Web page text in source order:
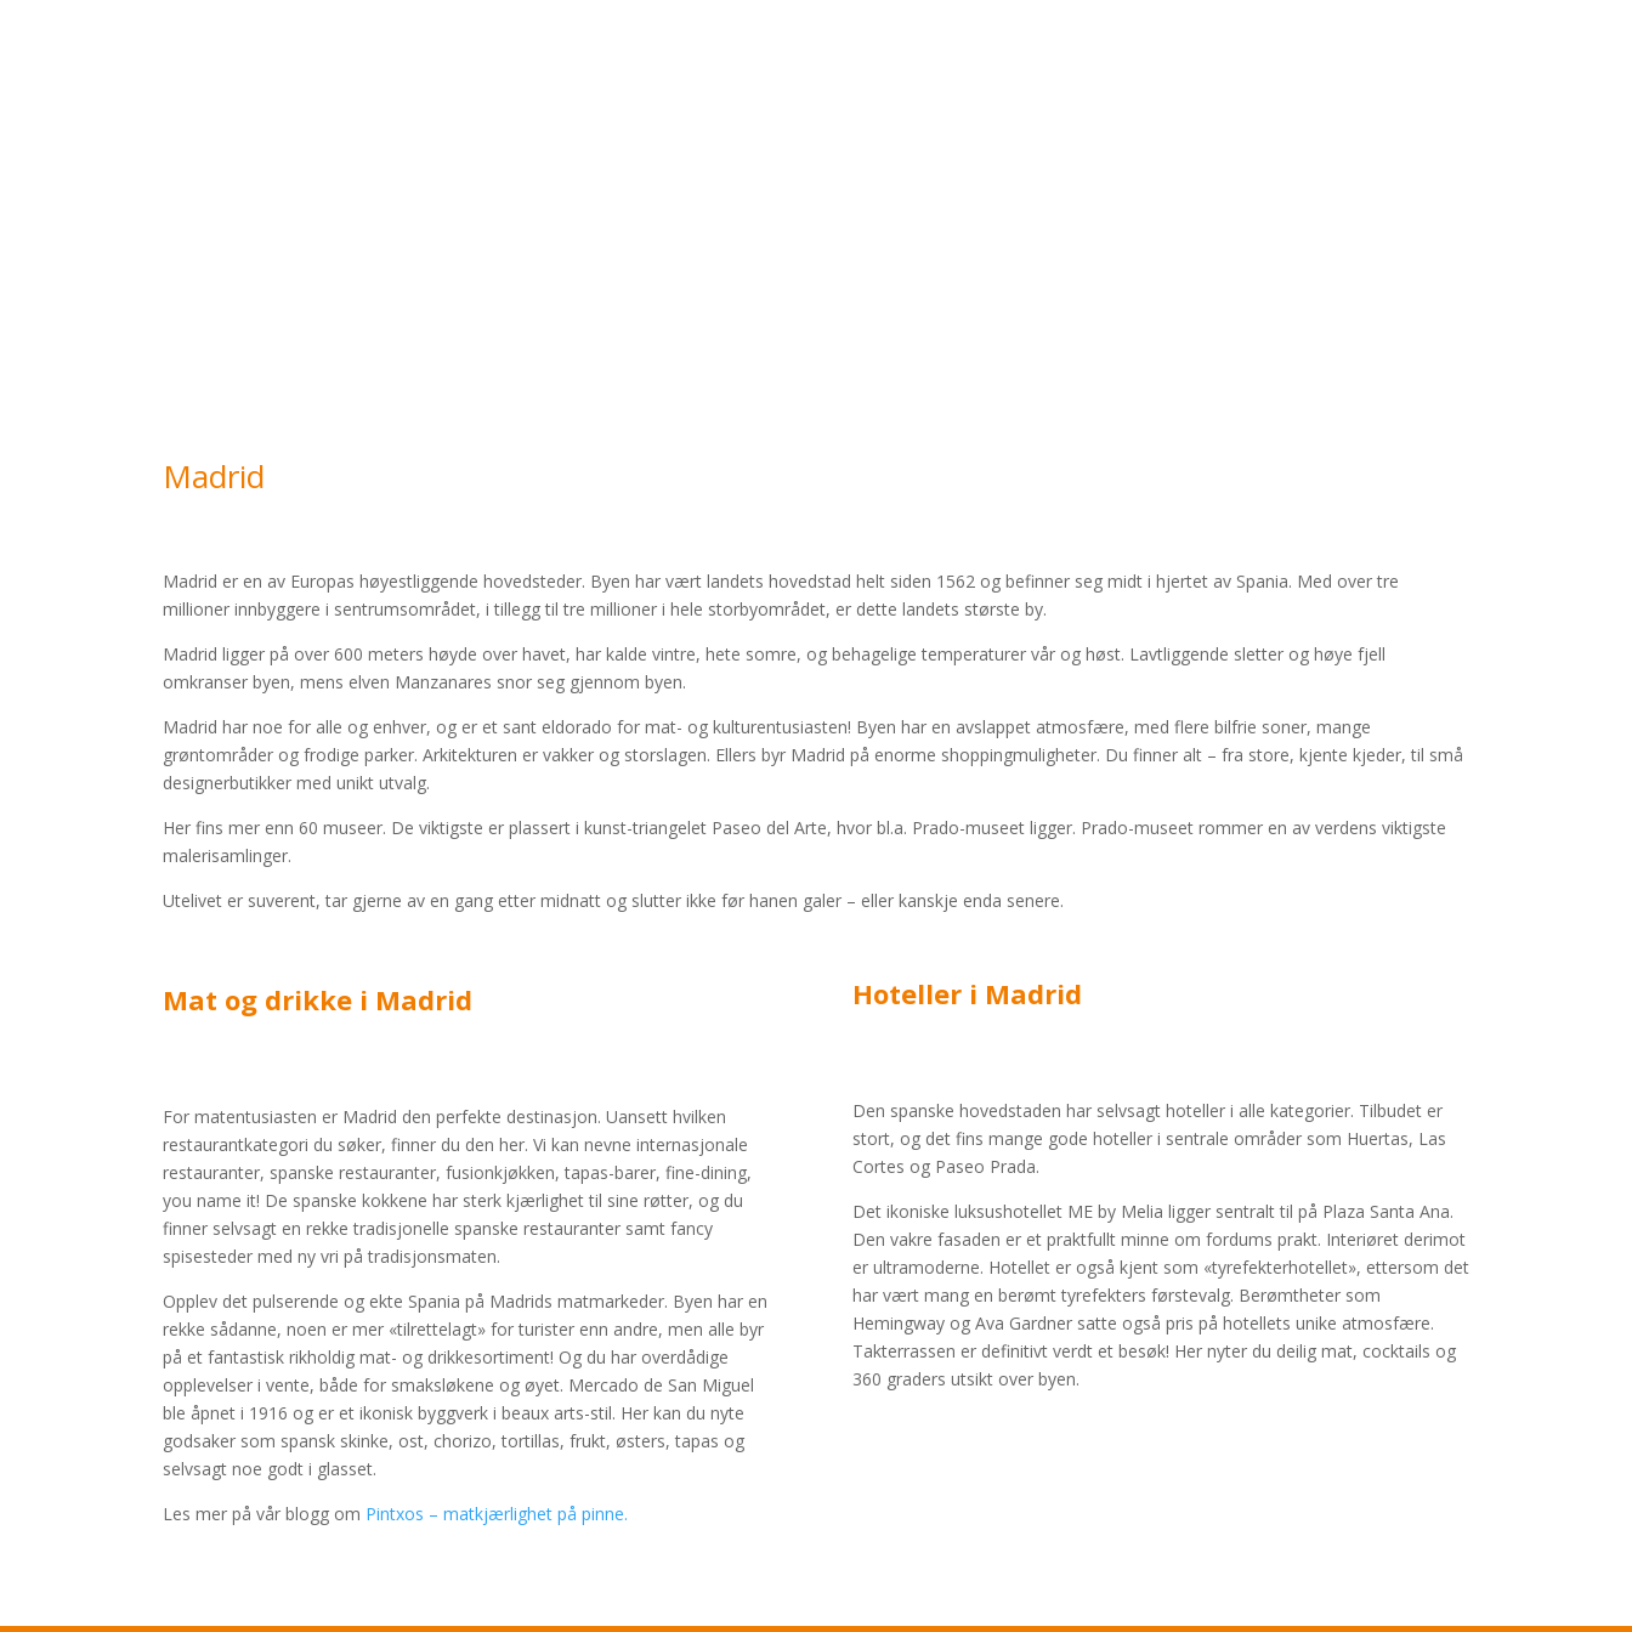
Madrid
Madrid er en av Europas høyestliggende hovedsteder. Byen har vært landets hovedstad helt siden 1562 og befinner seg midt i hjertet av Spania. Med over tre
millioner innbyggere i sentrumsområdet, i tillegg til tre millioner i hele storbyområdet, er dette landets største by.
Madrid ligger på over 600 meters høyde over havet, har kalde vintre, hete somre, og behagelige temperaturer vår og høst. Lavtliggende sletter og høye fjell
omkranser byen, mens elven Manzanares snor seg gjennom byen.
Madrid har noe for alle og enhver, og er et sant eldorado for mat- og kulturentusiasten! Byen har en avslappet atmosfære, med flere bilfrie soner, mange
grøntområder og frodige parker. Arkitekturen er vakker og storslagen. Ellers byr Madrid på enorme shoppingmuligheter. Du finner alt – fra store, kjente kjeder, til små
designerbutikker med unikt utvalg.
Her fins mer enn 60 museer. De viktigste er plassert i kunst-triangelet Paseo del Arte, hvor bl.a. Prado-museet ligger. Prado-museet rommer en av verdens viktigste
malerisamlinger.
Utelivet er suverent, tar gjerne av en gang etter midnatt og slutter ikke før hanen galer – eller kanskje enda senere.
Mat og drikke i Madrid
For matentusiasten er Madrid den perfekte destinasjon. Uansett hvilken
restaurantkategori du søker, finner du den her. Vi kan nevne internasjonale
restauranter, spanske restauranter, fusionkjøkken, tapas-barer, fine-dining,
you name it! De spanske kokkene har sterk kjærlighet til sine røtter, og du
finner selvsagt en rekke tradisjonelle spanske restauranter samt fancy
spisesteder med ny vri på tradisjonsmaten.
Opplev det pulserende og ekte Spania på Madrids matmarkeder. Byen har en
rekke sådanne, noen er mer «tilrettelagt» for turister enn andre, men alle byr
på et fantastisk rikholdig mat- og drikkesortiment! Og du har overdådige
opplevelser i vente, både for smaksløkene og øyet. Mercado de San Miguel
ble åpnet i 1916 og er et ikonisk byggverk i beaux arts-stil. Her kan du nyte
godsaker som spansk skinke, ost, chorizo, tortillas, frukt, østers, tapas og
selvsagt noe godt i glasset.
Les mer på vår blogg om Pintxos – matkjærlighet på pinne.
Hoteller i Madrid
Den spanske hovedstaden har selvsagt hoteller i alle kategorier. Tilbudet er
stort, og det fins mange gode hoteller i sentrale områder som Huertas, Las
Cortes og Paseo Prada.
Det ikoniske luksushotellet ME by Melia ligger sentralt til på Plaza Santa Ana.
Den vakre fasaden er et praktfullt minne om fordums prakt. Interiøret derimot
er ultramoderne. Hotellet er også kjent som «tyrefekterhotellet», ettersom det
har vært mang en berømt tyrefekters førstevalg. Berømtheter som
Hemingway og Ava Gardner satte også pris på hotellets unike atmosfære.
Takterrassen er definitivt verdt et besøk! Her nyter du deilig mat, cocktails og
360 graders utsikt over byen.